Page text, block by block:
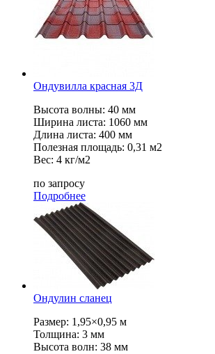
Ондувилла красная 3Д
Высота волны: 40 мм
Ширина листа: 1060 мм
Длина листа: 400 мм
Полезная площадь: 0,31 м2
Вес: 4 кг/м2
по запросу
Подробнее
Ондулин сланец
Размер: 1,95×0,95 м
Толщина: 3 мм
Высота волн: 38 мм